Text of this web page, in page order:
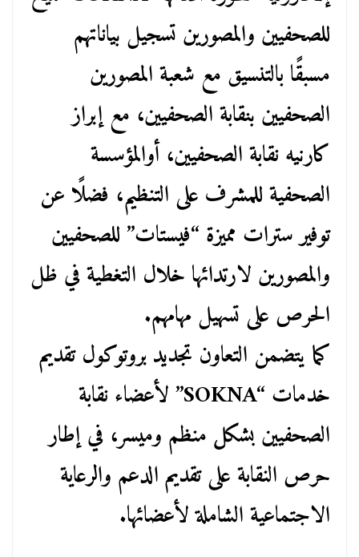
للصحفيين والمصورين تسجيل بياناتهم
مسبقًا بالتنسيق مع شعبة المصورين
الصحفيين بنقابة الصحفيين، مع إبراز
كارنيه نقابة الصحفيين، أوالمؤسسة
الصحفية للمشرف على التنظيم، فضلًا عن
توفير سترات مميزة “فيستات” للصحفيين
والمصورين لارتدائها خلال التغطية في ظل
الحرص على تسهيل مهامهم.
كما يتضمن التعاون تجديد بروتوكول تقديم
خدمات “SOKNA” لأعضاء نقابة
الصحفيين بشكل منظم وميسر، في إطار
حرص النقابة على تقديم الدعم والرعاية
الاجتماعية الشاملة لأعضائها.